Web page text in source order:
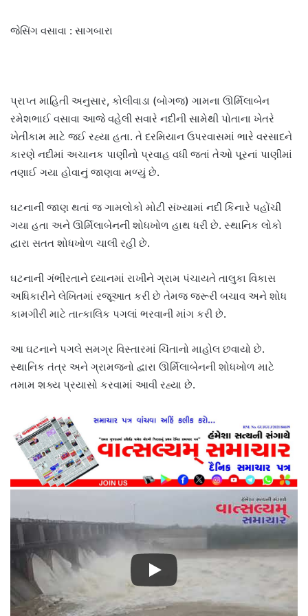
જેસિંગ વસાવા : સાગબારા
પ્રાપ્ત માહિતી અનુસાર, કોલીવાડા (બોગજ) ગામના ઊર્મિલાબેન
રમેશભાઈ વસાવા આજે વહેલી સવારે નદીની સામેથી પોતાના ખેતરે
ખેતીકામ માટે જઈ રહ્યા હતા. તે દરમિયાન ઉપરવાસમાં ભારે વરસાદને
કારણે નદીમાં અચાનક પાણીનો પ્રવાહ વધી જતાં તેઓ પૂરનાં પાણીમાં
તણાઈ ગયા હોવાનું જાણવા મળ્યું છે.
ઘટનાની જાણ થતાં જ ગામલોકો મોટી સંખ્યામાં નદી કિનારે પહોંચી
ગયા હતા અને ઊર્મિલાબેનની શોધખોળ હાથ ધરી છે. સ્થાનિક લોકો
દ્વારા સતત શોધખોળ ચાલી રહી છે.
ઘટનાની ગંભીરતાને ધ્યાનમાં રાખીને ગ્રામ પંચાયતે તાલુકા વિકાસ
અધિકારીને લેખિતમાં રજૂઆત કરી છે તેમજ જરૂરી બચાવ અને શોધ
કામગીરી માટે તાત્કાલિક પગલાં ભરવાની માંગ કરી છે.
આ ઘટનાને પગલે સમગ્ર વિસ્તારમાં ચિંતાનો માહોલ છવાયો છે.
સ્થાનિક તંત્ર અને ગ્રામજનો દ્વારા ઊર્મિલાબેનની શોધખોળ માટે
તમામ શક્ય પ્રયાસો કરવામાં આવી રહ્યા છે.